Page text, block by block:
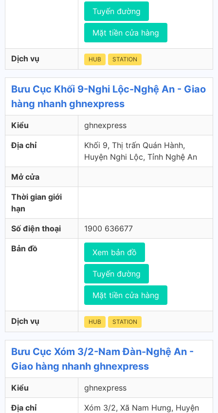
Tuyến đường
Mặt tiền cửa hàng
Dịch vụ HUB STATION
Bưu Cục Khối 9-Nghi Lộc-Nghệ An - Giao
hàng nhanh ghnexpress
Kiểu ghnexpress
Địa chỉ
Khối 9, Thị trấn Quán Hành,
Huyện Nghi Lộc, Tỉnh Nghệ An
Mở cửa
Thời gian giới
hạn
Số điện thoại 1900 636677
Bản đồ Xem bản đồ
Tuyến đường
Mặt tiền cửa hàng
Dịch vụ HUB STATION
Bưu Cục Xóm 3/2-Nam Đàn-Nghệ An -
Giao hàng nhanh ghnexpress
Kiểu ghnexpress
Địa chỉ
Xóm 3/2, Xã Nam Hưng, Huyện